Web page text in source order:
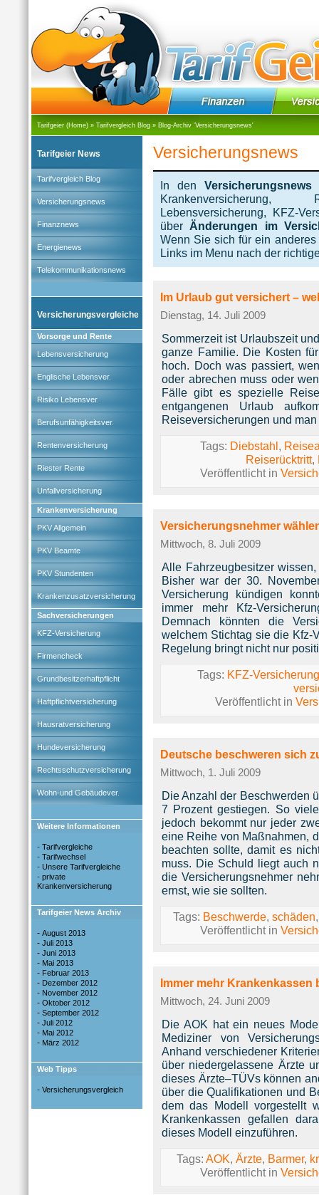
Tarifgeier (Home) » Tarifvergleich Blog » Blog-Archiv 'Versicherungsnews'
Tarifgeier News
Tarifvergleich Blog
Versicherungsnews
Finanznews
Energienews
Telekommunikationsnews
Versicherungsvergleiche
Vorsorge und Rente
Lebensversicherung
Englische Lebensver.
Risiko Lebensver.
Berufsunfähigkeitsver.
Rentenversicherung
Riester Rente
Unfallversicherung
Krankenversicherung
PKV Allgemein
PKV Beamte
PKV Stundenten
Krankenzusatzversicherung
Sachversicherungen
KFZ-Versicherung
Firmencheck
Grundbesitzerhaftpflicht
Haftpflichtversicherung
Hausratversicherung
Hundeversicherung
Rechtsschutzversicherung
Wohn-und Gebäudever.
Weitere Informationen
- Tarifvergleiche
- Tarifwechsel
- Unsere Tarifvergleiche
- private
Krankenversicherung
Tarifgeier News Archiv
- August 2013
- Juli 2013
- Juni 2013
- Mai 2013
- Februar 2013
- Dezember 2012
- November 2012
- Oktober 2012
- September 2012
- Juli 2012
- Mai 2012
- März 2012
Web Tipps
- Versicherungsvergleich
Versicherungsnews
In den Versicherungsnews
Krankenversicherung,
Lebensversicherung, KFZ-
über Änderungen im
Wenn Sie sich für ein
Links im Menu nach der
Im Urlaub gut versichert –
Dienstag, 14. Juli 2009
Sommerzeit ist Urlaubszeit
ganze Familie. Die Kosten
hoch. Doch was passiert,
oder abrechen muss oder
Fälle gibt es spezielle
entgangenen Urlaub
Reiseversicherungen und
Tags: Diebstahl,
Reiserücktritt,
Veröffentlicht in
Versicherungsnehmer
Mittwoch, 8. Juli 2009
Alle Fahrzeugbesitzer
Bisher war der 30.
Versicherung kündigen
immer mehr Kfz-
Demnach könnten die
welchem Stichtag sie die Kfz-
Regelung bringt nicht nur
Tags: KFZ-Versicherung
Veröffentlicht in
Deutsche beschweren sich
Mittwoch, 1. Juli 2009
Die Anzahl der Beschwerden
7 Prozent gestiegen. So
jedoch bekommt nur jeder
eine Reihe von Maßnahmen,
beachten sollte, damit es
muss. Die Schuld liegt auch
die Versicherungsnehmer
ernst, wie sie sollten.
Tags: Beschwerde, schäden
Veröffentlicht in
Immer mehr Krankenkassen
Mittwoch, 24. Juni 2009
Die AOK hat ein neues
Mediziner von
Anhand verschiedener
über niedergelassene Ärzte
dieses Ärzte–TÜVs können
über die Qualifikationen und
dem das Modell vorgestellt
Krankenkassen gefallen
dieses Modell einzuführen.
Tags: AOK, Ärzte, Barmer,
Veröffentlicht in